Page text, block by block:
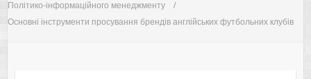
Політико-інформаційного менеджменту
Основні інструменти просування брендів англійських футбольних клубів